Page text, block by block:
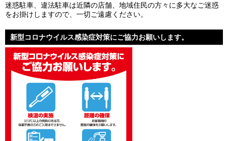
迷惑駐車、違法駐車は近隣の店舗、地域住民の方々に多大なご迷惑
をお掛けしますので、一切ご遠慮ください。
新型コロナウイルス感染症対策にご協力お願いします。